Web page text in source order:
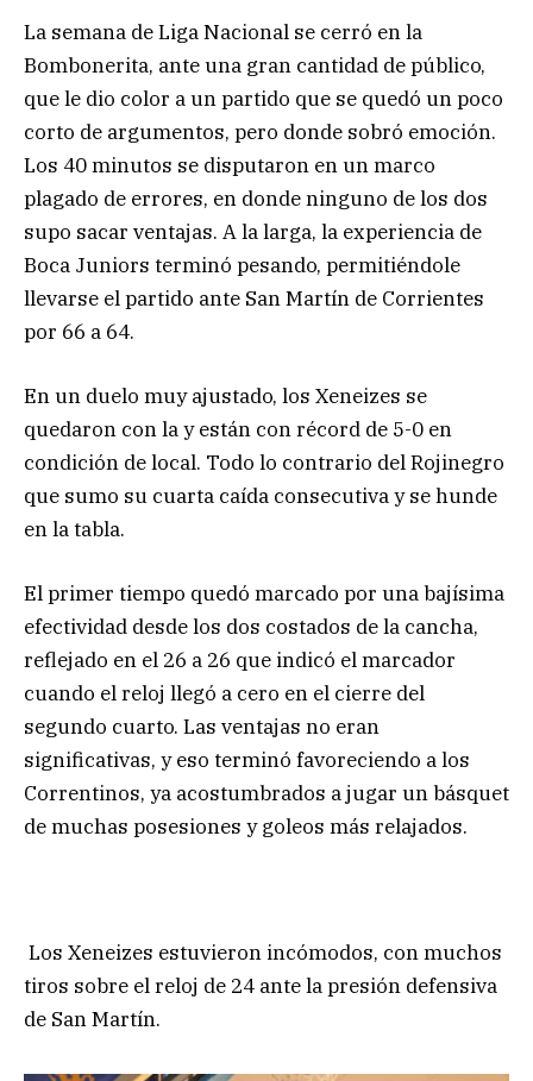
La semana de Liga Nacional se cerró en la
Bombonerita, ante una gran cantidad de público,
que le dio color a un partido que se quedó un poco
corto de argumentos, pero donde sobró emoción.
Los 40 minutos se disputaron en un marco
plagado de errores, en donde ninguno de los dos
supo sacar ventajas. A la larga, la experiencia de
Boca Juniors terminó pesando, permitiéndole
llevarse el partido ante San Martín de Corrientes
por 66 a 64.
En un duelo muy ajustado, los Xeneizes se
quedaron con la y están con récord de 5-0 en
condición de local. Todo lo contrario del Rojinegro
que sumo su cuarta caída consecutiva y se hunde
en la tabla.
El primer tiempo quedó marcado por una bajísima
efectividad desde los dos costados de la cancha,
reflejado en el 26 a 26 que indicó el marcador
cuando el reloj llegó a cero en el cierre del
segundo cuarto. Las ventajas no eran
significativas, y eso terminó favoreciendo a los
Correntinos, ya acostumbrados a jugar un básquet
de muchas posesiones y goleos más relajados.
Los Xeneizes estuvieron incómodos, con muchos
tiros sobre el reloj de 24 ante la presión defensiva
de San Martín.